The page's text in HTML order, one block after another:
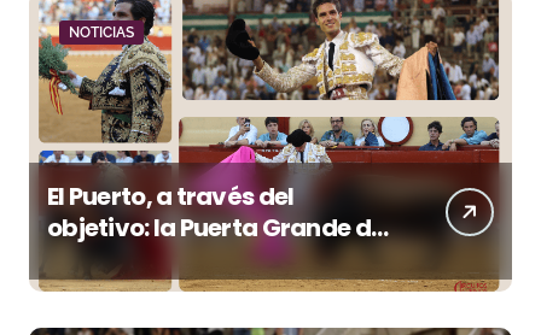
NOTICIAS
El Puerto, a través del
objetivo: la Puerta Grande de
Crespo y el aroma de
Morante